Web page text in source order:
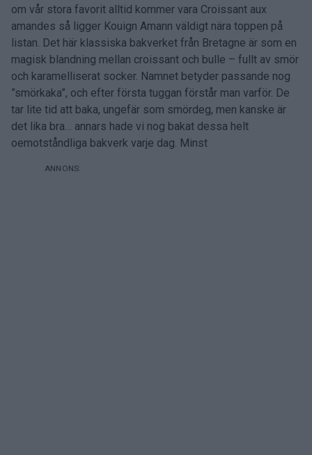
om vår stora favorit alltid kommer vara Croissant aux
amandes så ligger Kouign Amann väldigt nära toppen på
listan. Det här klassiska bakverket från Bretagne är som en
magisk blandning mellan croissant och bulle – fullt av smör
och karamelliserat socker. Namnet betyder passande nog
”smörkaka”, och efter första tuggan förstår man varför. De
tar lite tid att baka, ungefär som smördeg, men kanske är
det lika bra… annars hade vi nog bakat dessa helt
oemotståndliga bakverk varje dag. Minst